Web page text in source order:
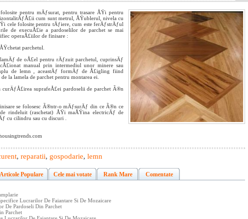
pentru mÄƒsurat, pentru trasare ÅŸi pentru
cum sunt metrul, ÅŸublerul, nivela cu
cele folosite pentru tÄƒiere, cum este ferÄƒstrÄƒul
de execuÅ£ie a pardoselilor de parchet se mai
operaÅ£iilor de finisare :
parchetul.
de oÅ£el pentru rÄƒzuit parchetul, cuprinsÄƒ
manual prin intermediul unor minere sau
de lemn , aceastÄƒ formÄƒ de Å£igling fiind
la lamela de parchet pentru montarea ei.
suprafeÅ£ei pardoselii de parchet Ã®n
se folosesc Ã®ntr-o mÄƒsurÄƒ din ce Ã®n ce
rindeluit (raschetat) ÅŸi maÅŸina electricÄƒ de
cu cilindru sau cu discuri .
, reparatii, gospodarie, lemn
Articole Populare Cele mai votate Rank Mare Comentate
Lucrarilor De Faiantare Si De Mozaicare
De Pardoseli Din Parchet
Parchet